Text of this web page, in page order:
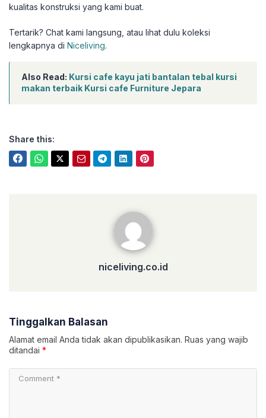
kualitas konstruksi yang kami buat.
Tertarik? Chat kami langsung, atau lihat dulu koleksi
lengkapnya di Niceliving.
Also Read: Kursi cafe kayu jati bantalan tebal kursi
makan terbaik Kursi cafe Furniture Jepara
Share this:
niceliving.co.id
Tinggalkan Balasan
Alamat email Anda tidak akan dipublikasikan. Ruas yang wajib
ditandai *